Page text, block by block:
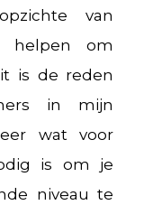
van
helpen om
is de reden
in mijn
wat voor
is om je
niveau te